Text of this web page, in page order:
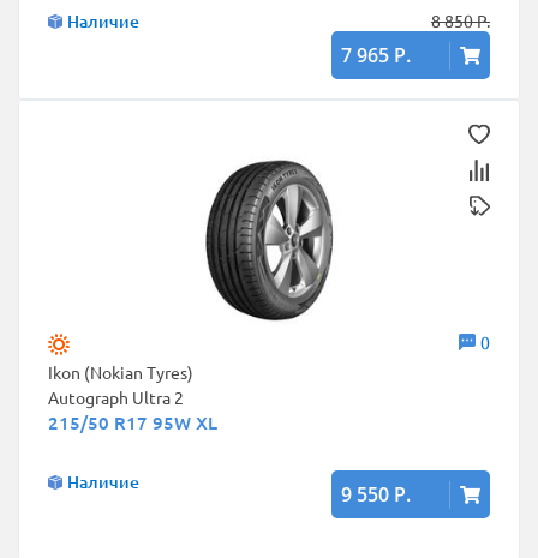
Наличие 8 850 Р.
7 965 Р.
0
Ikon (Nokian Tyres)
Autograph Ultra 2
215/50 R17 95W XL
Наличие 9 550 Р.